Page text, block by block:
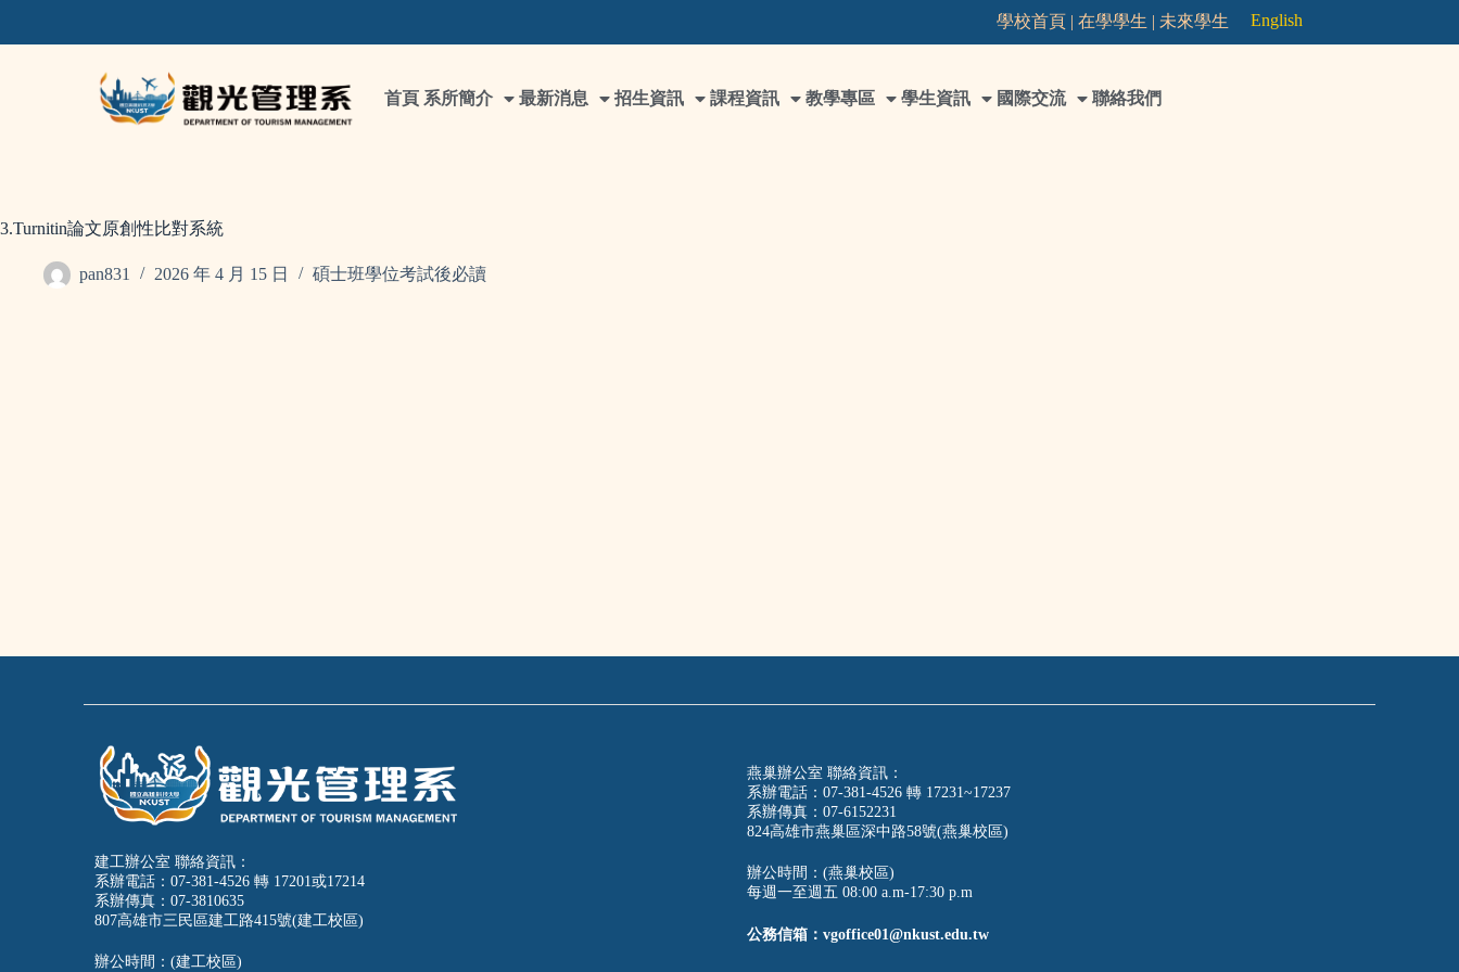
學校首頁 |在學學生 | 未來學生 English
首頁 系所簡介 最新消息 招生資訊 課程資訊 教學專區 學生資訊 國際交流 聯絡我們
3.Turnitin論文原創性比對系統
pan831 2026 年 4 月 15 日 碩士班學位考試後必讀
建工辦公室 聯絡資訊：
系辦電話：07-381-4526 轉 17201或17214
系辦傳真：07-3810635
807高雄市三民區建工路415號(建工校區)
辦公時間：(建工校區)
燕巢辦公室 聯絡資訊：
系辦電話：07-381-4526 轉 17231~17237
系辦傳真：07-6152231
824高雄市燕巢區深中路58號(燕巢校區)
辦公時間：(燕巢校區)
每週一至週五 08:00 a.m-17:30 p.m
公務信箱：vgoffice01@nkust.edu.tw